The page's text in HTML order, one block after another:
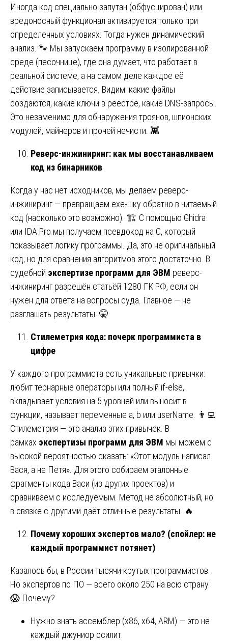
Иногда код специально запутан (обфусцирован) или
вредоносный функционал активируется только при
определённых условиях. Тогда нужен динамический
анализ. 🐾 Мы запускаем программу в изолированной
среде (песочнице), где она думает, что работает в
реальной системе, а на самом деле каждое её
действие записывается. Видим: какие файлы
создаются, какие ключи в реестре, какие DNS-запросы.
Это незаменимо для обнаружения троянов, шпионских
модулей, майнеров и прочей нечисти. 👾
Реверс-инжиниринг: как мы восстанавливаем
код из бинарников
Когда у нас нет исходников, мы делаем реверс-
инжиниринг — превращаем exe-шку обратно в читаемый
код (насколько это возможно). 🏗️ С помощью Ghidra
или IDA Pro мы получаем псевдокод на C, который
показывает логику программы. Да, это не оригинальный
код, но для сравнения алгоритмов этого достаточно. В
судебной экспертизе программ для ЭВМ реверс-
инжиниринг разрешён статьёй 1280 ГК РФ, если он
нужен для ответа на вопросы суда. Главное — не
разглашать результаты. 🤫
Стилеметрия кода: почерк программиста в
цифре
У каждого программиста есть уникальные привычки:
любит тернарные операторы или полный if-else,
вкладывает условия на 5 уровней или выносит в
функции, называет переменные a, b или userName. 👨‍💻
Стилеметрия — это анализ этих привычек. В
рамках экспертизы программ для ЭВМ мы можем с
высокой вероятностью сказать: «Этот модуль написал
Вася, а не Петя». Для этого собираем эталонные
фрагменты кода Васи (из других проектов) и
сравниваем с исследуемым. Метод не абсолютный, но
в связке с другими даёт отличные результаты. 🔥
Почему хороших экспертов мало? (спойлер: не
каждый программист потянет)
Казалось бы, в России тысячи крутых программистов.
Но экспертов по ПО — всего около 250 на всю страну.
😱 Почему?
Нужно знать ассемблер (x86, x64, ARM) — это не
каждый джуниор осилит.